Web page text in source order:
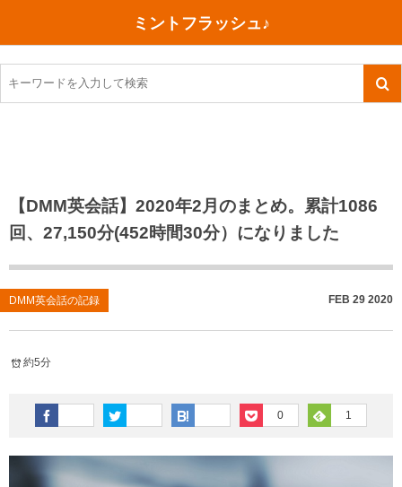
ミントフラッシュ♪
【DMM英会話】2020年2月のまとめ。累計1086
回、27,150分(452時間30分）になりました
DMM英会話の記録 FEB 29 2020
約5分
0 1
TOEIC感想・結果
TOEIC800点への道
TOEIC（作戦・ノウハウなど）
TOEIC700点への道
英単語
その他英語関連
今日買った本
ご朱印帳めぐり
川越（埼玉県）
沖縄
神戸
行ってきたあれこれ
旅行関連あれこれ
ファスティング
コスメ
ダイエット
健康あれこれ
美容あれこれ
食べ物
今日の一枚
月、星、宇宙